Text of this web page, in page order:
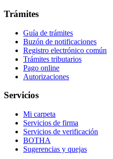
Trámites
Guía de trámites
Buzón de notificaciones
Registro electrónico común
Trámites tributarios
Pago online
Autorizaciones
Servicios
Mi carpeta
Servicios de firma
Servicios de verificación
BOTHA
Sugerencias y quejas